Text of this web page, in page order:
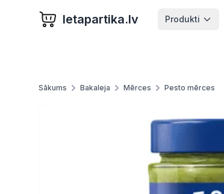
letapartika.lv Produkti
Sākums Bakaleja Mērces Pesto mērces